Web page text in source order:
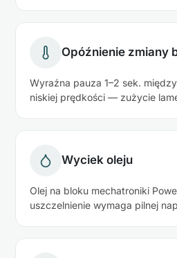
Opóźnienie zmiany
Wyraźna pauza 1–2 sek.
niskiej prędkości — zużycie
Wyciek oleju
Olej na bloku mechatroniki
uszczelnienie wymaga pilnej